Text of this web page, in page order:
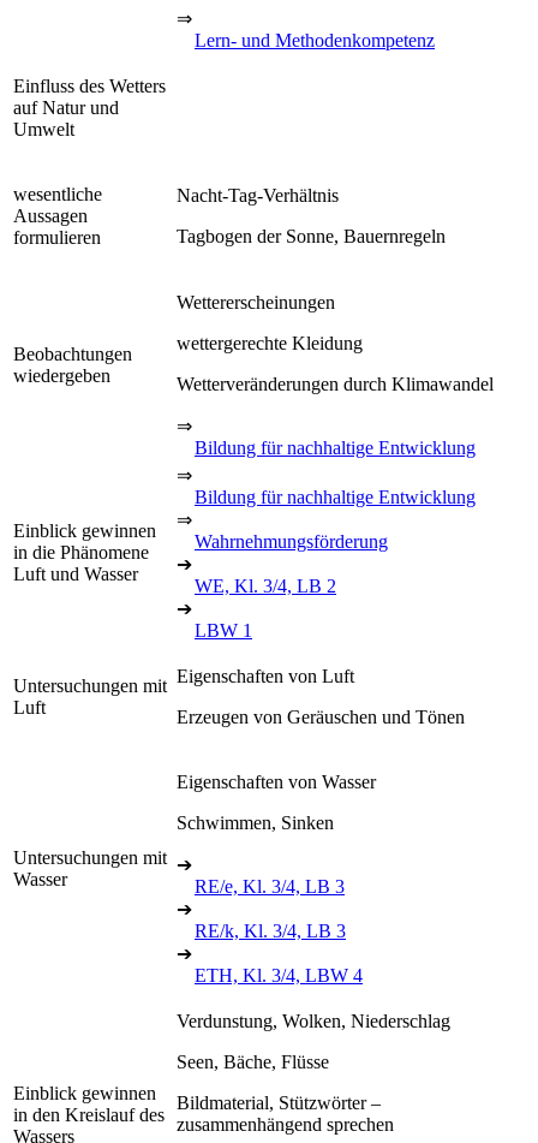
⇒
Lern- und Methodenkompetenz
Einfluss des Wetters
auf Natur und
Umwelt
wesentliche
Aussagen
formulieren
Nacht-Tag-Verhältnis
Tagbogen der Sonne, Bauernregeln
Beobachtungen
wiedergeben
Wettererscheinungen
wettergerechte Kleidung
Wetterveränderungen durch Klimawandel
⇒
Bildung für nachhaltige Entwicklung
Einblick gewinnen
in die Phänomene
Luft und Wasser
⇒
Bildung für nachhaltige Entwicklung
⇒
Wahrnehmungsförderung
➔
WE, Kl. 3/4, LB 2
➔
LBW 1
Untersuchungen mit
Luft
Eigenschaften von Luft
Erzeugen von Geräuschen und Tönen
Untersuchungen mit
Wasser
Eigenschaften von Wasser
Schwimmen, Sinken
➔
RE/e, Kl. 3/4, LB 3
➔
RE/k, Kl. 3/4, LB 3
➔
ETH, Kl. 3/4, LBW 4
Einblick gewinnen
in den Kreislauf des
Wassers
Verdunstung, Wolken, Niederschlag
Seen, Bäche, Flüsse
Bildmaterial, Stützwörter –
zusammenhängend sprechen